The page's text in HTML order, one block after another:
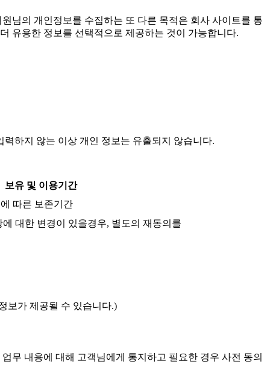
님의 개인정보를 수집하는 또 다른 목적은 회사 사이트를 통
유용한 정보를 선택적으로 제공하는 것이 가능합니다.
하지 않는 이상 개인 정보는 유출되지 않습니다.
보유 및 이용기간
따른 보존기간
대한 변경이 있을경우, 별도의 재동의를
보가 제공될 수 있습니다.)
무 내용에 대해 고객님에게 통지하고 필요한 경우 사전 동의